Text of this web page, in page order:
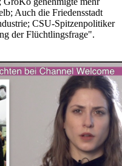
Auch die Friedensstadt
CSU-Spitzenpolitiker
der Flüchtlingsfrage".